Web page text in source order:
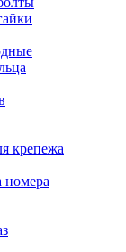
крепежа
номера